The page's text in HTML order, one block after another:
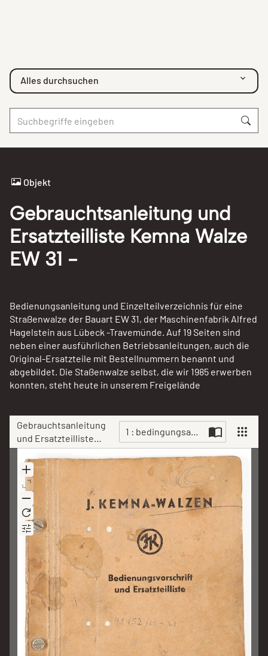
Alles durchsuchen
Gebrauchtsanleitung
und Ersatzteilliste
Kemna Walze EW 31 -
1 : bedingungsanleitung-und-
Scan
Objekt
Gebrauchtsanleitung und
Ersatzteilliste Kemna Walze
EW 31 -
Bedienungsanleitung und Einzelteilverzeichnis für eine
Straßenwalze der Bauart EW 31, der Maschinenfabrik Alfred
Hagelstein aus Lübeck -Travemünde. Auf 19 Seiten sind
neben einer ausführlichen Betriebsanleitungen, auch die
Original-Ersatzteile mit Bestellnummern benannt und
abgebildet. Die Staßenwalze selbst, die wir 1985 erwerben
konnten, steht heute in unserem Freigelände